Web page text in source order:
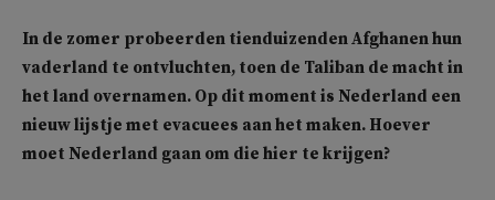
In de zomer probeerden tienduizenden Afghanen hun
vaderland te ontvluchten, toen de Taliban de macht in
het land overnamen. Op dit moment is Nederland een
nieuw lijstje met evacuees aan het maken. Hoever
moet Nederland gaan om die hier te krijgen?